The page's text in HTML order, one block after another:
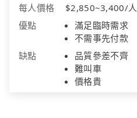
每人價格
$2,850~3,400/人
優點
滿足臨時需求
不需事先付款
缺點
品質參差不齊
難叫車
價格貴